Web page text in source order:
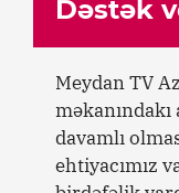
Dəstək
Meydan TV
davamlı
ehtiyacımız